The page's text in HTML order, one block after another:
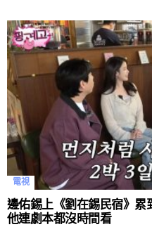
電視
邊佑錫上《劉在錫民宿》累
他連劇本都沒時間看